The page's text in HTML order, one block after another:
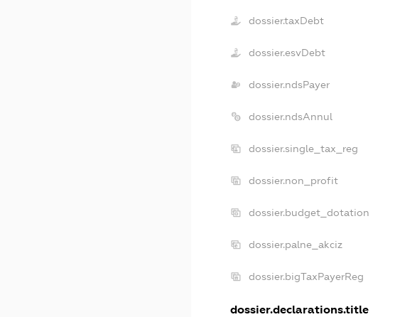
dossier.taxDebt
dossier.esvDebt
dossier.ndsPayer
dossier.ndsAnnul
dossier.single_tax_reg
dossier.non_profit
dossier.budget_dotation
dossier.palne_akciz
dossier.bigTaxPayerReg
dossier.declarations.title